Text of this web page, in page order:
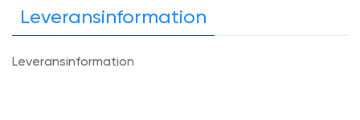
Leveransinformation
Leveransinformation